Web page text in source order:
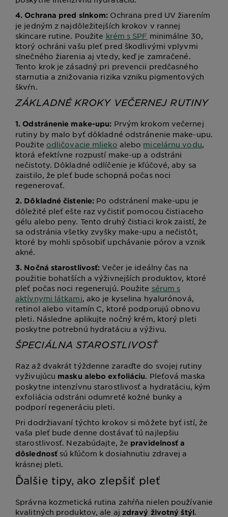
4. Ochrana pred slnkom: Ochrana pred UV žiarením
je jedným z najdôležitejších krokov v rannej
skincare rutine. Použite krém s SPF minimálne 30,
ktorý ochráni vašu pleť pred škodlivými vplyvmi
slnečného žiarenia aj vtedy, keď je zamračené.
Tento krok je zásadný pri prevencii predčasného
starnutia a znižovania rizika vzniku pigmentových
škvŕn.
ZÁKLADNÉ KROKY VEČERNEJ RUTINY
1. Odstránenie make-upu: Prvým krokom večernej
rutiny by malo byť dôkladné odstránenie make-upu.
Použite odličovacie mlieko alebo micelárnu vodu,
ktorá efektívne rozpustí make-up a odstráni
nečistoty. Dôkladné odlíčenie je kľúčové, aby sa
zaistilo, že pleť bude schopná počas noci
regenerovať.
2. Dôkladné čistenie: Po odstránení make-upu je
dôležité pleť ešte raz vyčistiť pomocou čistiaceho
gélu alebo peny. Tento druhý čistiaci krok zaistí, že
sa odstránia všetky zvyšky make-upu a nečistôt,
ktoré by mohli spôsobiť upchávanie pórov a vznik
akné.
3. Nočná starostlivosť: Večer je ideálny čas na
použitie bohatších a výživnejších produktov, ktoré
pleť počas noci regenerujú. Použite sérum s
aktívnymi látkami, ako je kyselina hyalurónová,
retinol alebo vitamín C, ktoré podporujú obnovu
pleti. Následne aplikujte nočný krém, ktorý pleti
poskytne potrebnú hydratáciu a výživu.
ŠPECIÁLNA STAROSTLIVOSŤ
Raz až dvakrát týždenne zaraďte do svojej rutiny
vyživujúcu masku alebo exfoliáciu. Pleťová maska
poskytne intenzívnu starostlivosť a hydratáciu, kým
exfoliácia odstráni odumreté kožné bunky a
podporí regeneráciu pleti.
Pri dodržiavaní týchto krokov si môžete byť istí, že
vaša pleť bude denne dostávať tú najlepšiu
starostlivosť. Nezabúdajte, že pravidelnosť a
dôslednosť sú kľúčom k dosiahnutiu zdravej a
krásnej pleti.
Ďalšie tipy, ako zlepšiť pleť
Správna kozmetická rutina zahŕňa nielen používanie
kvalitných produktov, ale aj zdravý životný štýl.